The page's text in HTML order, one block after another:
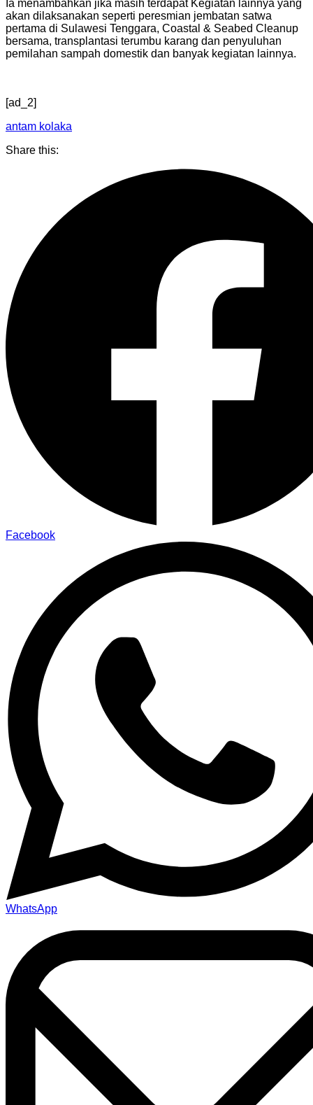
Ia menambahkan jika masih terdapat Kegiatan lainnya yang
akan dilaksanakan seperti peresmian jembatan satwa
pertama di Sulawesi Tenggara, Coastal & Seabed Cleanup
bersama, transplantasi terumbu karang dan penyuluhan
pemilahan sampah domestik dan banyak kegiatan lainnya.
[ad_2]
antam kolaka
Share this:
Facebook
WhatsApp